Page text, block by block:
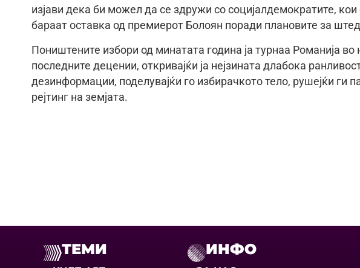
изјави дека би можел да се здружи со социјалдемократите, кои
бараат оставка од премиерот Болоян поради плановите за
Поништените избори од минатата година ја турнаа Романија во
последните децении, откривајќи ја нејзината длабока
дезинформации, поделувајќи го избирачкото тело, рушејќи ги
рејтинг на земјата.
ТЕМИ ИНФО